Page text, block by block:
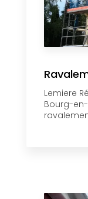
Lemiere
Bourg-